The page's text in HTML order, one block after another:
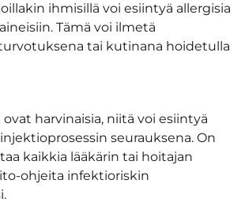
ihmisillä voi esiintyä allergisia
Tämä voi ilmetä
tai kutinana hoidetulla
harvinaisia, niitä voi esiintyä
seurauksena. On
kaikkia lääkärin tai hoitajan
ohjeita infektioriskin